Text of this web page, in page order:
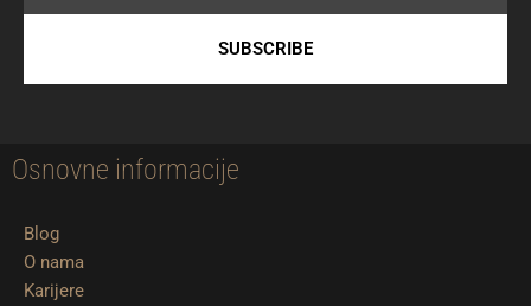
SUBSCRIBE
Osnovne informacije
Blog
O nama
Karijere